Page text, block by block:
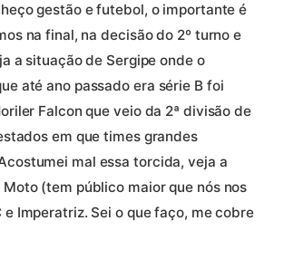
gestão e futebol, o importante é
na final, na decisão do 2º turno e
a situação de Sergipe onde o
até ano passado era série B foi
Falcon que veio da 2ª divisão de
em que times grandes
mal essa torcida, veja a
(tem público maior que nós nos
e Imperatriz. Sei o que faço, me cobre